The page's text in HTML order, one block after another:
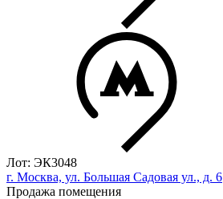
Лот: ЭК3048
г. Москва, ул. Большая Садовая ул., д. 6
Продажа помещения